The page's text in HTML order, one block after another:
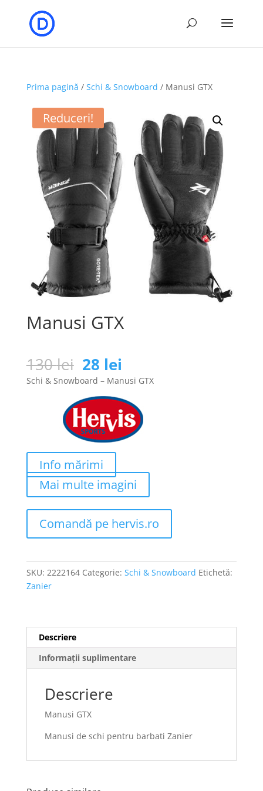
Prima pagină / Schi & Snowboard / Manusi GTX
Reduceri!
Manusi GTX
130lei Prețul
inițial
a
fost:
130 lei.
28 lei
curent
este:
28 lei.
Schi & Snowboard – Manusi GTX
Info mărimi
Mai multe imagini
Comandă pe hervis.ro
SKU: 2222164 Categorie: Schi & Snowboard Etichetă:
Zanier
Descriere
Informații suplimentare
Descriere
Manusi GTX
Manusi de schi pentru barbati Zanier